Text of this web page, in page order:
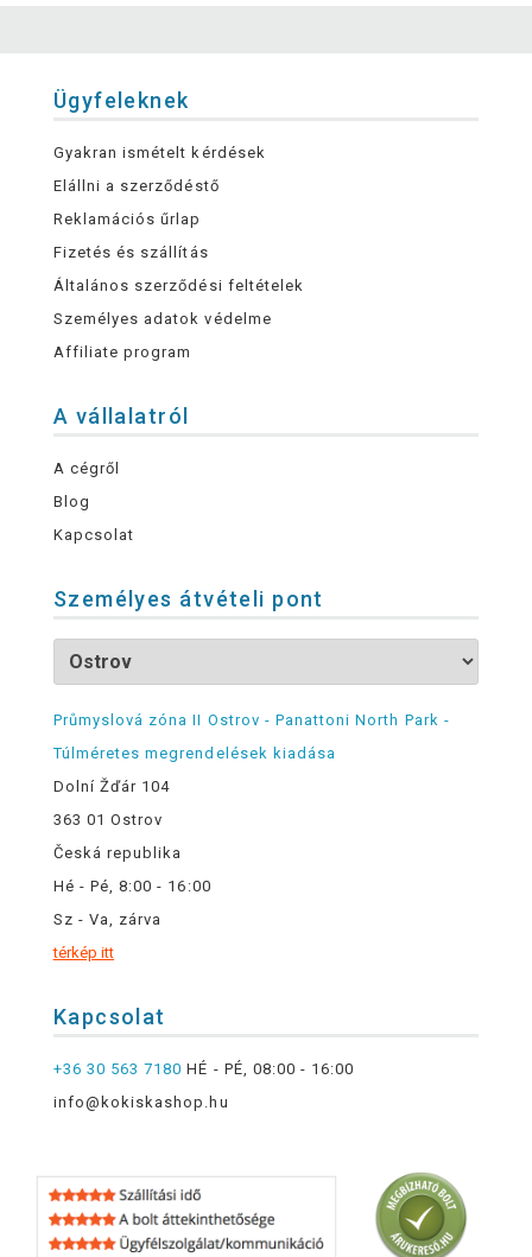
Ügyfeleknek
Gyakran ismételt kérdések
Elállni a szerződéstő
Reklamációs űrlap
Fizetés és szállítás
Általános szerződési feltételek
Személyes adatok védelme
Affiliate program
A vállalatról
A cégről
Blog
Kapcsolat
Személyes átvételi pont
Průmyslová zóna II Ostrov - Panattoni North Park -
Túlméretes megrendelések kiadása
Dolní Žďár 104
363 01 Ostrov
Česká republika
Hé - Pé, 8:00 - 16:00
Sz - Va, zárva
térkép itt
Kapcsolat
+36 30 563 7180 HÉ - PÉ, 08:00 - 16:00
info@kokiskashop.hu